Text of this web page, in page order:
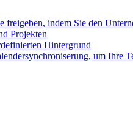
indem Sie den
Projekten
Hintergrund
um Ihre